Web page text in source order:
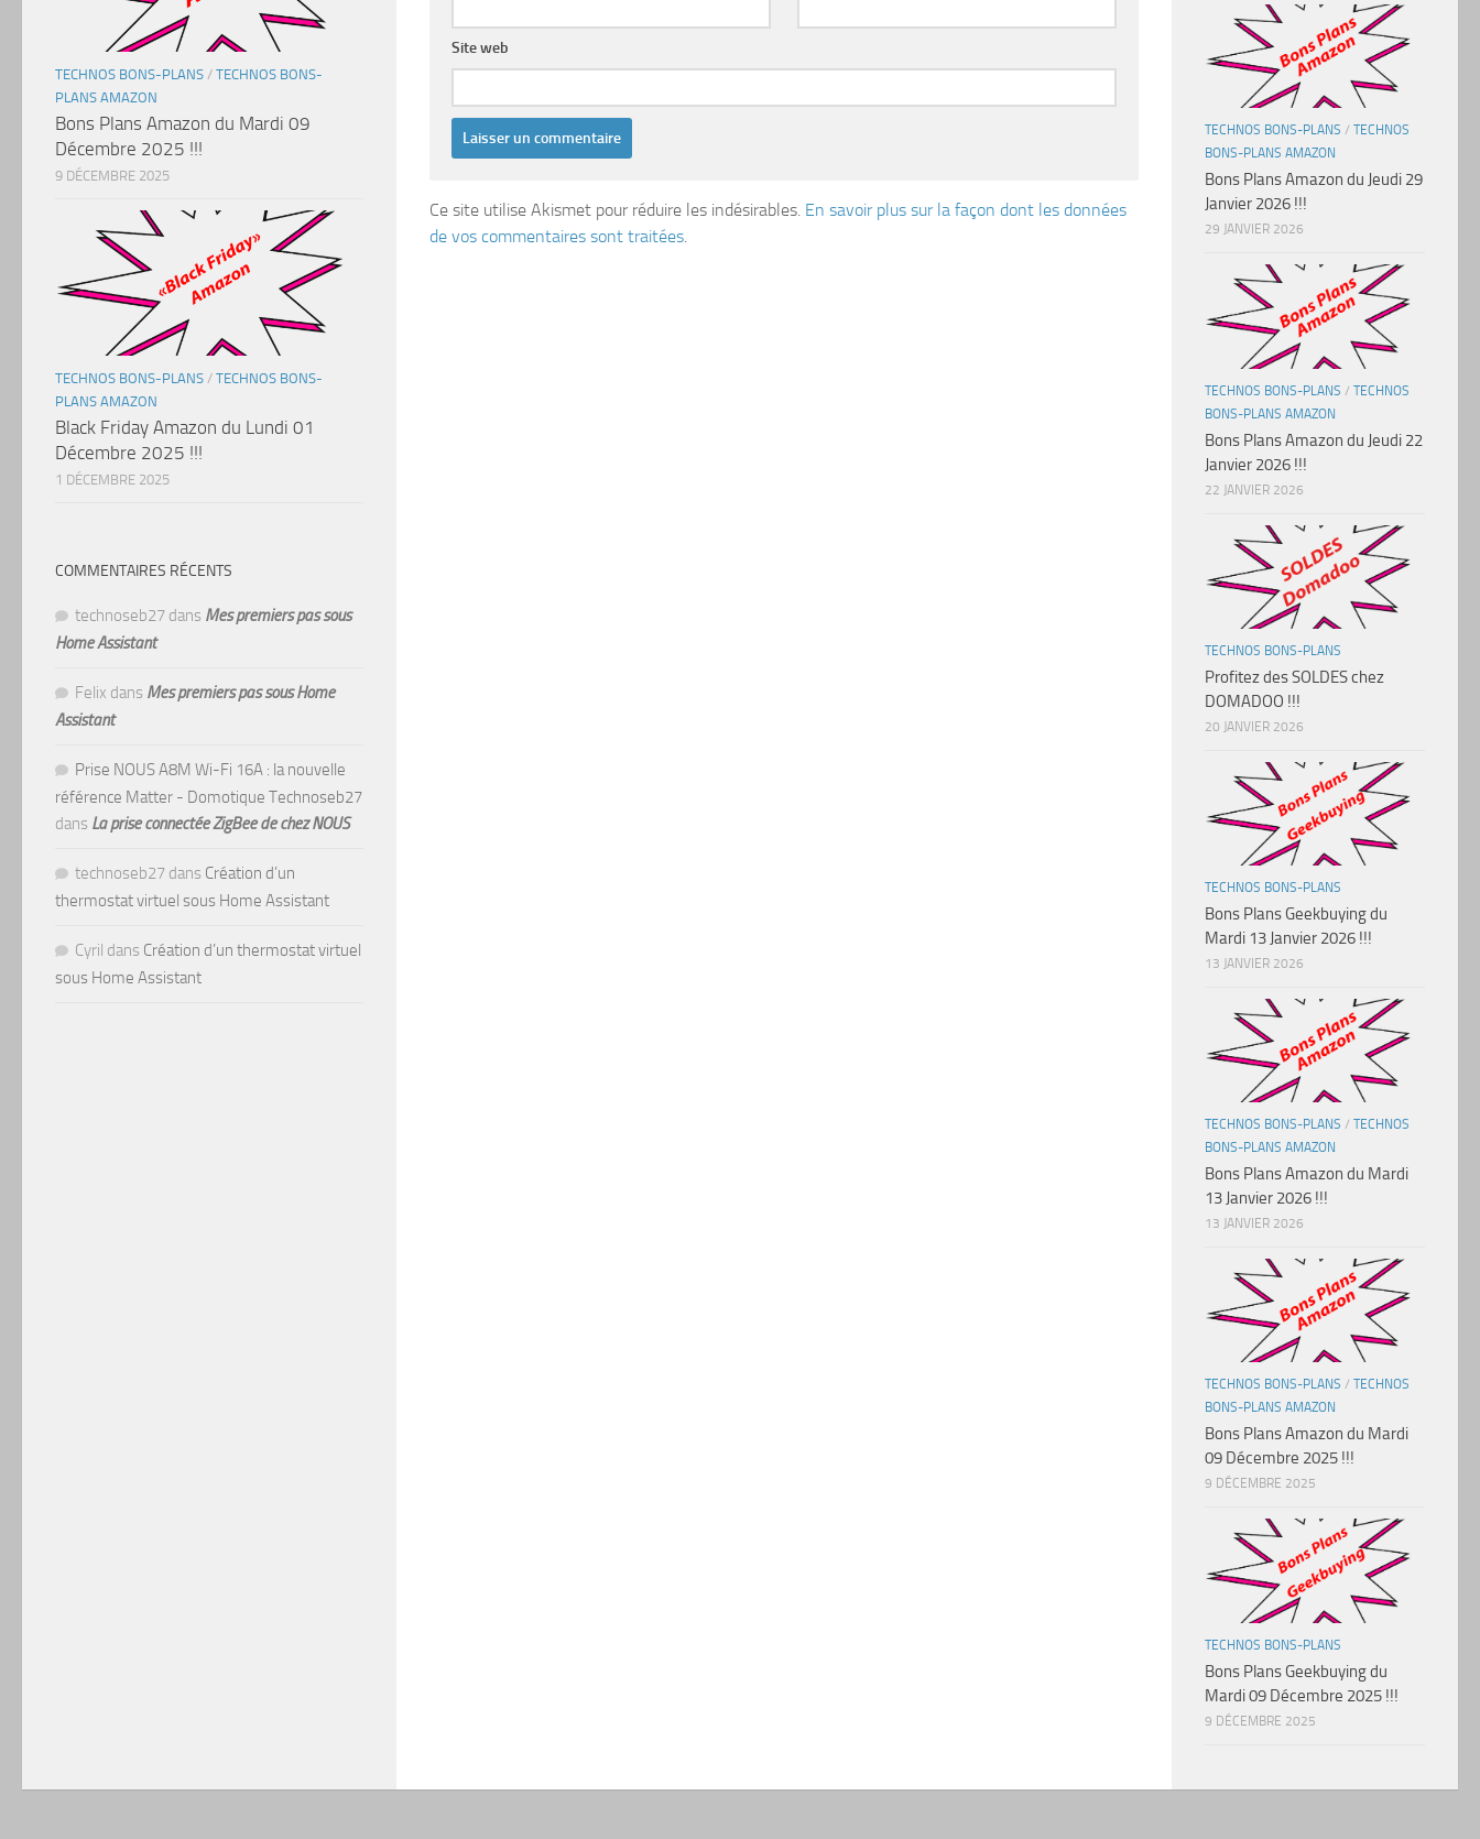
Site web
Ce site utilise Akismet pour réduire les indésirables. En savoir plus sur la façon dont les données
de vos commentaires sont traitées
TECHNOS BONS-PLANS / TECHNOS BONS-
PLANS AMAZON
Bons Plans Amazon du Mardi 09
Décembre 2025 !!!
9 DÉCEMBRE 2025
TECHNOS BONS-PLANS / TECHNOS BONS-
PLANS AMAZON
Black Friday Amazon du Lundi 01
Décembre 2025 !!!
1 DÉCEMBRE 2025
COMMENTAIRES RÉCENTS
technoseb27 dans Mes premiers pas sous
Home Assistant
Felix dans Mes premiers pas sous Home
Assistant
Prise NOUS A8M Wi-Fi 16A : la nouvelle
référence Matter - Domotique Technoseb27
dans La prise connectée ZigBee de chez NOUS
technoseb27 dans Création d’un
thermostat virtuel sous Home Assistant
Cyril dans Création d’un thermostat virtuel
sous Home Assistant
TECHNOS BONS-PLANS / TECHNOS
BONS-PLANS AMAZON
Bons Plans Amazon du Jeudi 29
Janvier 2026 !!!
29 JANVIER 2026
TECHNOS BONS-PLANS / TECHNOS
BONS-PLANS AMAZON
Bons Plans Amazon du Jeudi 22
Janvier 2026 !!!
22 JANVIER 2026
TECHNOS BONS-PLANS
Profitez des SOLDES chez
DOMADOO !!!
20 JANVIER 2026
TECHNOS BONS-PLANS
Bons Plans Geekbuying du
Mardi 13 Janvier 2026 !!!
13 JANVIER 2026
TECHNOS BONS-PLANS / TECHNOS
BONS-PLANS AMAZON
Bons Plans Amazon du Mardi
13 Janvier 2026 !!!
13 JANVIER 2026
TECHNOS BONS-PLANS / TECHNOS
BONS-PLANS AMAZON
Bons Plans Amazon du Mardi
09 Décembre 2025 !!!
9 DÉCEMBRE 2025
TECHNOS BONS-PLANS
Bons Plans Geekbuying du
Mardi 09 Décembre 2025 !!!
9 DÉCEMBRE 2025